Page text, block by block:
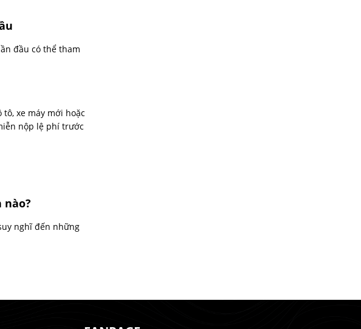
đầu có thể tham
xe máy mới hoặc
nộp lệ phí trước
nào?
nghĩ đến những